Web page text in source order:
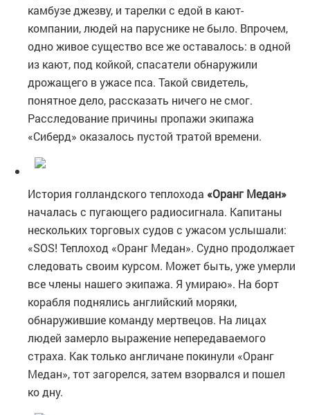
камбузе джезву, и тарелки с едой в кают-
компании, людей на паруснике не было. Впрочем,
одно живое существо все же оставалось: в одной
из кают, под койкой, спасатели обнаружили
дрожащего в ужасе пса. Такой свидетель,
понятное дело, рассказать ничего не смог.
Расследование причины пропажи экипажа
«Сиберд» оказалось пустой тратой времени.
История голландского теплохода «Оранг Медан»
началась с пугающего радиосигнала. Капитаны
нескольких торговых судов с ужасом услышали:
«SOS! Теплоход «Оранг Медан». Судно продолжает
следовать своим курсом. Может быть, уже умерли
все члены нашего экипажа. Я умираю». На борт
корабля поднялись английский моряки,
обнаружившие команду мертвецов. На лицах
людей замерло выражение непередаваемого
страха. Как только англичане покинули «Оранг
Медан», тот загорелся, затем взорвался и пошел
ко дну.